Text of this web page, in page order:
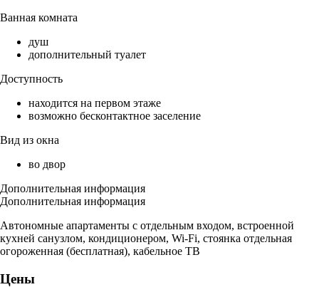
Ванная комната
душ
дополнительный туалет
Доступность
находится на первом этаже
возможно бесконтактное заселение
Вид из окна
во двор
Дополнительная информация
Дополнительная информация
Автономные апартаменты с отдельным входом, встроенной
кухней санузлом, кондиционером, Wi-Fi, стоянка отдельная
огороженная (бесплатная), кабельное ТВ
Цены